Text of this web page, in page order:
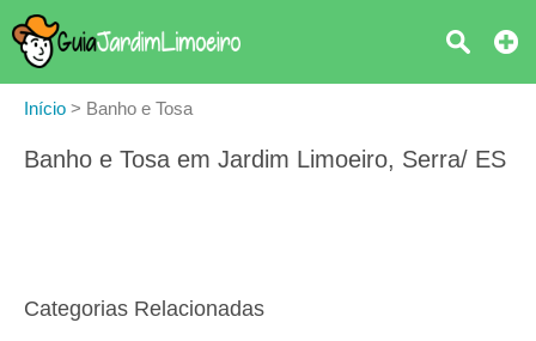
Início > Banho e Tosa
Banho e Tosa em Jardim Limoeiro, Serra/ ES
Categorias Relacionadas